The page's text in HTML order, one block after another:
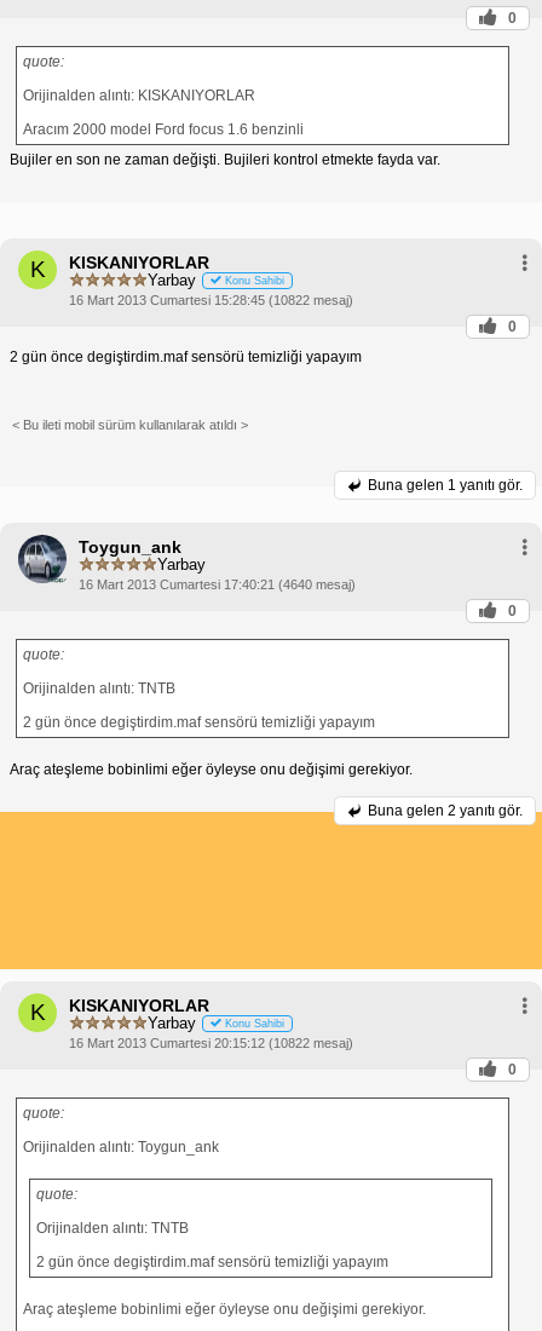
0
quote:
Orijinalden alıntı: KISKANIYORLAR
Aracım 2000 model Ford focus 1.6 benzinli
Bujiler en son ne zaman değişti. Bujileri kontrol etmekte fayda var.
K KISKANIYORLAR
Yarbay Konu Sahibi
16 Mart 2013 Cumartesi 15:28:45 (10822 mesaj)
0
2 gün önce degiştirdim.maf sensörü temizliği yapayım
< Bu ileti mobil sürüm kullanılarak atıldı >
Buna gelen 1 yanıtı gör.
Toygun_ank
Yarbay
16 Mart 2013 Cumartesi 17:40:21 (4640 mesaj)
0
quote:
Orijinalden alıntı: TNTB
2 gün önce degiştirdim.maf sensörü temizliği yapayım
Araç ateşleme bobinlimi eğer öyleyse onu değişimi gerekiyor.
Buna gelen 2 yanıtı gör.
K KISKANIYORLAR
Yarbay Konu Sahibi
16 Mart 2013 Cumartesi 20:15:12 (10822 mesaj)
0
quote:
Orijinalden alıntı: Toygun_ank
quote:
Orijinalden alıntı: TNTB
2 gün önce degiştirdim.maf sensörü temizliği yapayım
Araç ateşleme bobinlimi eğer öyleyse onu değişimi gerekiyor.